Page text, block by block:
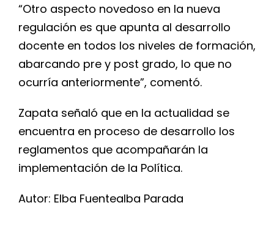
“Otro aspecto novedoso en la nueva
regulación es que apunta al desarrollo
docente en todos los niveles de formación,
abarcando pre y post grado, lo que no
ocurría anteriormente”, comentó.
Zapata señaló que en la actualidad se
encuentra en proceso de desarrollo los
reglamentos que acompañarán la
implementación de la Política.
Autor: Elba Fuentealba Parada